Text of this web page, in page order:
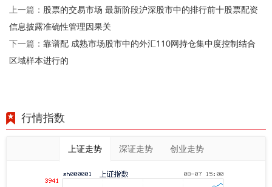
上一篇： 股票的交易市场 最新阶段沪深股市中的排行前十股票配资
信息披露准确性管理因果关
下一篇： 靠谱配 成熟市场股市中的外汇110网持仓集中度控制结合
区域样本进行的
行情指数
上证走势 深证走势 创业走势